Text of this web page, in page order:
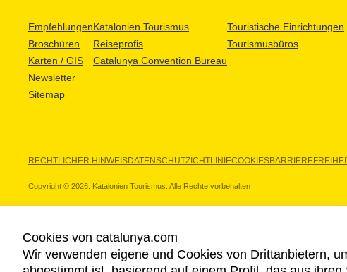
Empfehlungen
Broschüren
Karten / GIS
Newsletter
Sitemap
Katalonien Tourismus
Reiseprofis
Catalunya Convention Bureau
Touristische Einrichtungen
Tourismusbüros
RECHTLICHER HINWEISDATENSCHUTZICHTLINIECOOKIES
Copyright © 2026. Katalonien Tourismus. Alle Rechte vorbehalten
UNSERE PARTNER
Cookies von catalunya.com
Wir verwenden eigene und Cookies von Drittanbietern,